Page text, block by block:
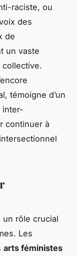
raciste, ou
des
de
un vaste
témoigne d’un
inter-
continuer à
rôle crucial
Les
arts féministes